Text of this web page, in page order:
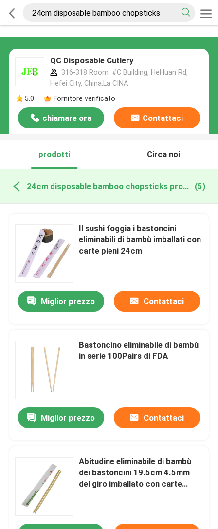
QC Disposable Cutlery
316-318 Room, #C Building, HeHuan Rd,
Hefei City, China,La CINA
5.0
Fornitore verificato
chiamare ora Contattaci
prodotti Circa noi
24cm disposable bamboo chopsticks produzione online (5)
Il sushi foggia i bastoncini
eliminabili di bambù imballati con
carte pieni 24cm
Miglior prezzo Contattaci
Bastoncino eliminabile di bambù
in serie 100Pairs di FDA
Miglior prezzo Contattaci
Abitudine eliminabile di bambù
dei bastoncini 19.5cm 4.5mm
del giro imballato con carte